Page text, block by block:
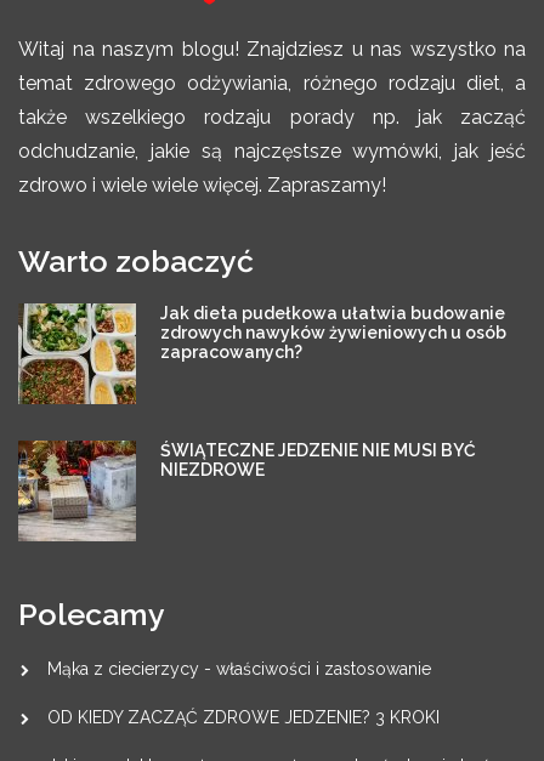
Witaj na naszym blogu! Znajdziesz u nas wszystko na
temat zdrowego odżywiania, różnego rodzaju diet, a
także wszelkiego rodzaju porady np. jak zacząć
odchudzanie, jakie są najczęstsze wymówki, jak jeść
zdrowo i wiele wiele więcej. Zapraszamy!
Warto zobaczyć
Jak dieta pudełkowa ułatwia budowanie
zdrowych nawyków żywieniowych u osób
zapracowanych?
ŚWIĄTECZNE JEDZENIE NIE MUSI BYĆ
NIEZDROWE
Polecamy
Mąka z ciecierzycy - właściwości i zastosowanie
OD KIEDY ZACZĄĆ ZDROWE JEDZENIE? 3 KROKI